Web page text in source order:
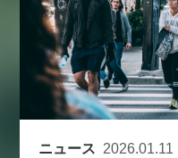
個人情
現在開
セミナー
ニュース 2026.01.11